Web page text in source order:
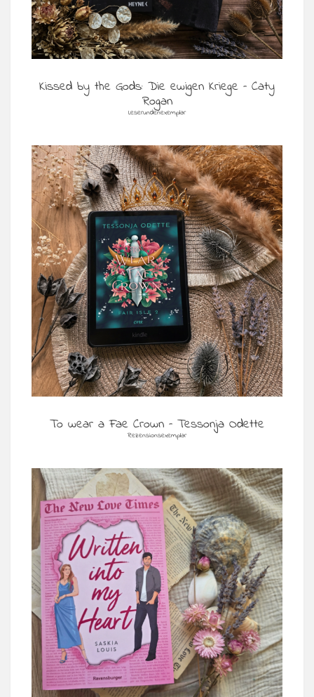
Kissed by the Gods: Die ewigen Kriege – Caty
Rogan
Leserundenexemplar
To wear a Fae Crown – Tessonja Odette
Rezensionsexemplar